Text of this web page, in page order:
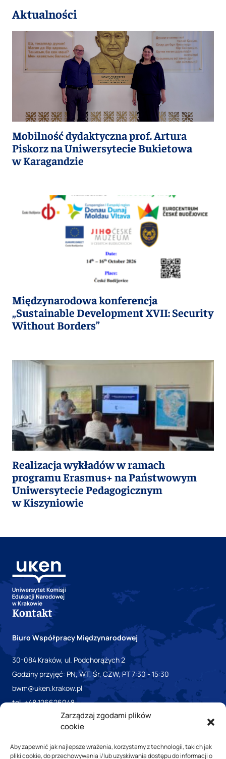
Zarządzaj zgodami plików
cookie
Aby zapewnić jak najlepsze wrażenia, korzystamy z technologii, takich jak
pliki cookie, do przechowywania i/lub uzyskiwania dostępu do informacji o
Aktualności
Mobilność dydaktyczna prof. Artura
Piskorz na Uniwersytecie Bukietowa
w Karagandzie
Międzynarodowa konferencja
„Sustainable Development XVII: Security
Without Borders”
Realizacja wykładów w ramach
programu Erasmus+ na Państwowym
Uniwersytecie Pedagogicznym
w Kiszyniowie
Kontakt
Biuro Współpracy Międzynarodowej
30-084 Kraków, ul. Podchorążych 2
Godziny przyjęć: PN, WT, Śr, CZW, PT 7:30 - 15:30
bwm@uken.krakow.pl
tel. +48 126626048